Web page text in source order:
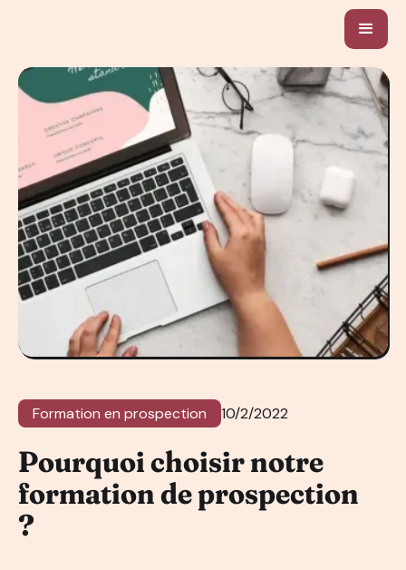
Formation en prospection 10/2/2022
Pourquoi choisir notre
formation de prospection
?